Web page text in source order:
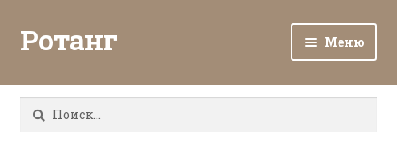
Ротанг Меню
Каталог
Найти: